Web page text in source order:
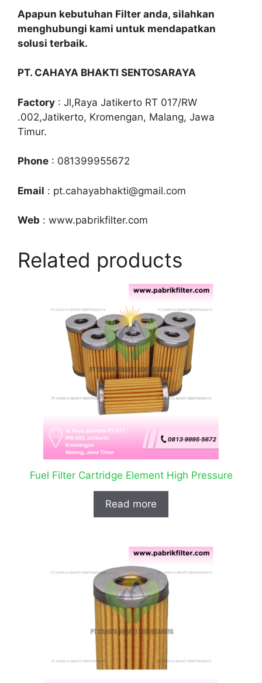
Apapun kebutuhan Filter anda, silahkan
menghubungi kami untuk mendapatkan
solusi terbaik.
PT. CAHAYA BHAKTI SENTOSARAYA
Factory : Jl,Raya Jatikerto RT 017/RW
.002,Jatikerto, Kromengan, Malang, Jawa
Timur.
Phone : 081399955672
Email : pt.cahayabhakti@gmail.com
Web : www.pabrikfilter.com
Related products
Fuel Filter Cartridge Element High Pressure
Read more